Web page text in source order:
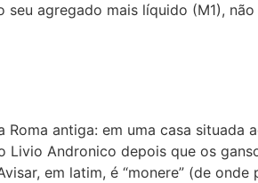
agregado mais líquido (M1),
antiga: em uma casa situada
Andronico depois que os
em latim, é “monere” (de onde